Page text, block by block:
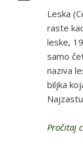
Leska
raste
leske,
samo
naziva
biljka
Pročitaj